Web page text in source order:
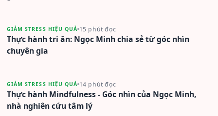
GIẢM STRESS HIỆU QUẢ 15 phút đọc
Thực hành tri ân: Ngọc Minh chia sẻ từ góc nhìn
chuyên gia
GIẢM STRESS HIỆU QUẢ 14 phút đọc
Thực hành Mindfulness - Góc nhìn của Ngọc Minh,
nhà nghiên cứu tâm lý